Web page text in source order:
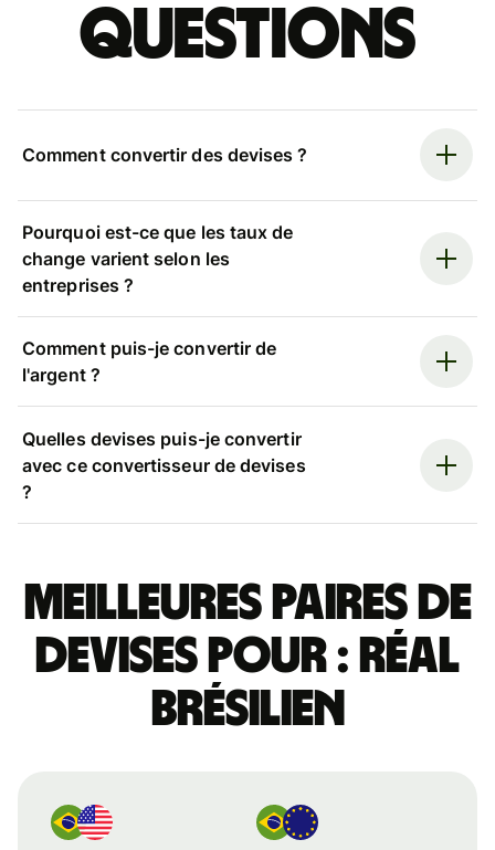
questions
Comment convertir des devises ?
Pourquoi est-ce que les taux de
change varient selon les
entreprises ?
Comment puis-je convertir de
l'argent ?
Quelles devises puis-je convertir
avec ce convertisseur de devises
?
Meilleures paires de
devises pour : réal
brésilien